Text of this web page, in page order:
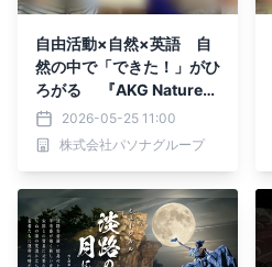
自由活動×自然×英語 自
然の中で「できた！」がひ
ろがる 『AKG Natureve
rse秋期 1日体験会』 6月
より開催！
2026-05-25 11:00
株式会社パソナグループ